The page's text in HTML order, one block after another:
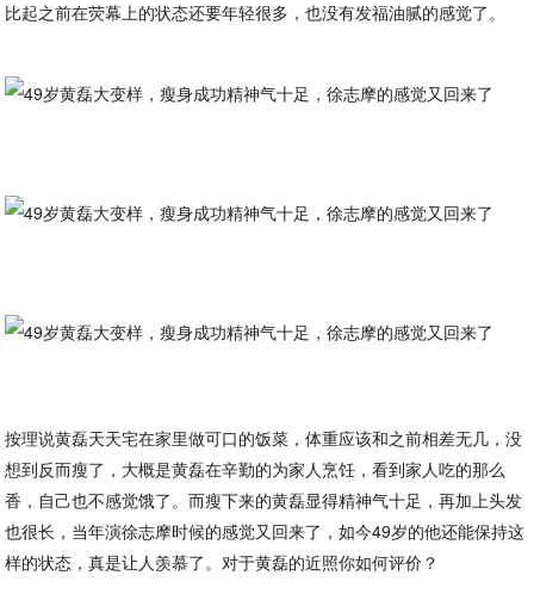
比起之前在荧幕上的状态还要年轻很多，也没有发福油腻的感觉了。
按理说黄磊天天宅在家里做可口的饭菜，体重应该和之前相差无几，没
想到反而瘦了，大概是黄磊在辛勤的为家人烹饪，看到家人吃的那么
香，自己也不感觉饿了。而瘦下来的黄磊显得精神气十足，再加上头发
也很长，当年演徐志摩时候的感觉又回来了，如今49岁的他还能保持这
样的状态，真是让人羡慕了。对于黄磊的近照你如何评价？